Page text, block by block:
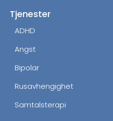
Tjenester
ADHD
Angst
Bipolar
Rusavhengighet
Samtalsterapi